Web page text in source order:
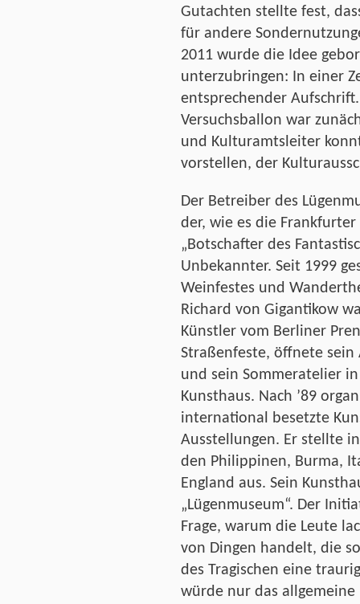
Gutachten stellte fest,
für andere
2011 wurde die Idee
unterzubringen: In einer
entsprechender
Versuchsballon war
und Kulturamtsleiter
vorstellen, der
Der Betreiber des
der, wie es die
„Botschafter des
Unbekannter. Seit 1999
Weinfestes und
Richard von Gigantikow
Künstler vom Berliner
Straßenfeste, öffnete
und sein Sommeratelier
Kunsthaus. Nach ’89
international besetzte
Ausstellungen. Er stellte
den Philippinen, Burma,
England aus. Sein
„Lügenmuseum“. Der
Frage, warum die Leute
von Dingen handelt, die
des Tragischen eine
würde nur das